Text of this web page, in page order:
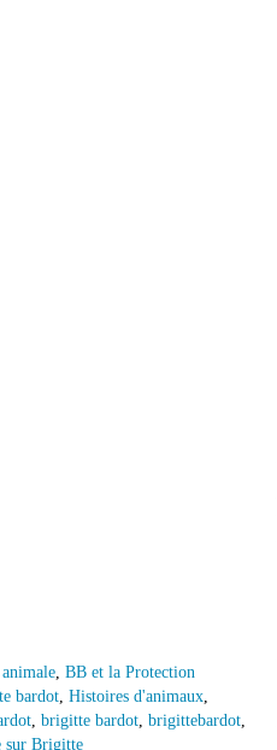
, BB et la Protection
bardot, Histoires d'animaux,
, brigitte bardot, brigittebardot,
sur Brigitte